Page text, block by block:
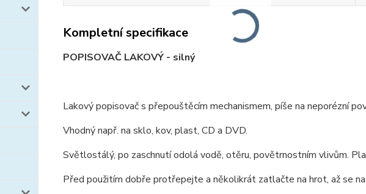
Kompletní specifikace
POPISOVAČ LAKOVÝ - silný
Lakový popisovač s přepouštěcím mechanismem, píše na neporézní
Vhodný např. na sklo, kov, plast, CD a DVD.
Světlostálý, po zaschnutí odolá vodě, otěru, povětrnostním vlivům.
Před použitím dobře protřepejte a několikrát zatlačte na hrot, až se